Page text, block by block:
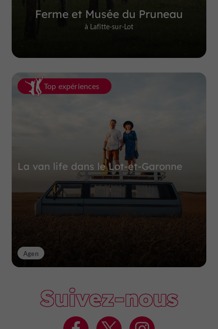
Ferme et Musée du Pruneau
à Lafitte-sur-Lot
Top expériences
La van life dans le Lot-et-Garonne
Agen
Suivez-nous